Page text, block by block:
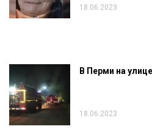
18.06.2023
В Перми на
18.06.2023